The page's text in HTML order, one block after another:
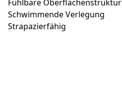
Fühlbare Oberflächenstruktur
Schwimmende Verlegung
Strapazierfähig